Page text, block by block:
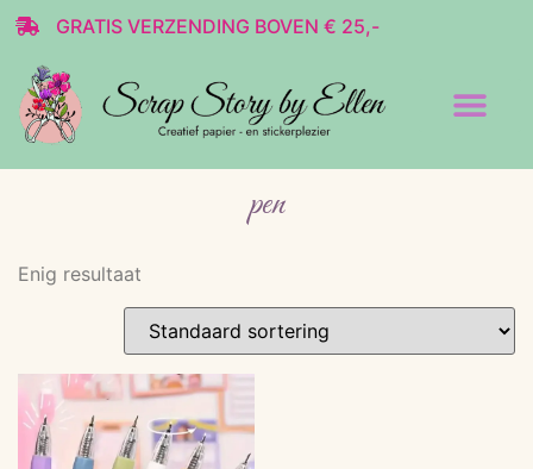
GRATIS VERZENDING BOVEN € 25,-
pen
Enig resultaat